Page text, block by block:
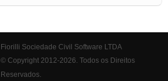
Fiorilli Sociedade Civil Software LTDA
© Copyright 2012-2026. Todos os Direitos
Reservados.